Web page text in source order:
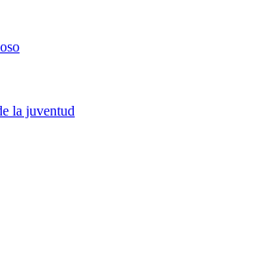
la juventud